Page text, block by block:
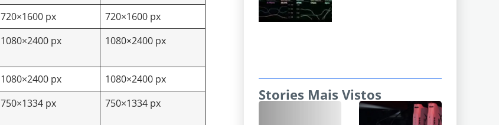
720×1600 px
720×1600 px
1080×2400 px 1080×2400 px
1080×2400 px
1080×2400 px
750×1334 px 750×1334 px Stories Mais Vistos